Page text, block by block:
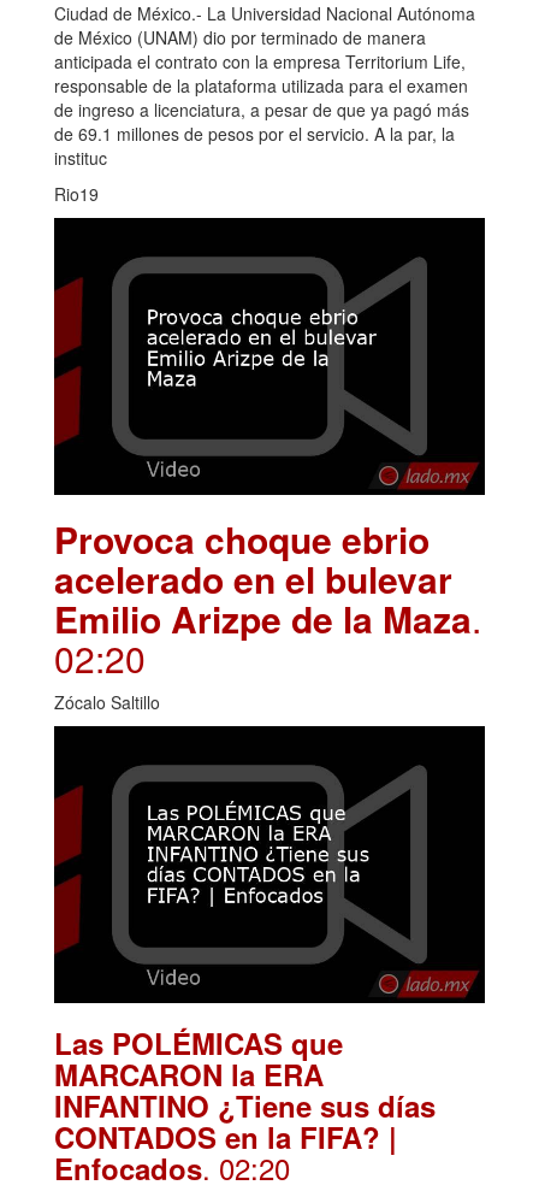
Ciudad de México.- La Universidad Nacional Autónoma
de México (UNAM) dio por terminado de manera
anticipada el contrato con la empresa Territorium Life,
responsable de la plataforma utilizada para el examen
de ingreso a licenciatura, a pesar de que ya pagó más
de 69.1 millones de pesos por el servicio. A la par, la
instituc
Rio19
Provoca choque ebrio
acelerado en el bulevar
Emilio Arizpe de la Maza.
02:20
Zócalo Saltillo
Las POLÉMICAS que
MARCARON la ERA
INFANTINO ¿Tiene sus días
CONTADOS en la FIFA? |
Enfocados. 02:20